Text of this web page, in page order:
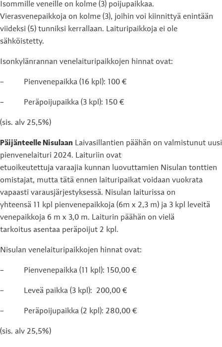
Isommille veneille on kolme (3) poijupaikkaa.
Vierasvenepaikkoja on kolme (3), joihin voi kiinnittyä enintään
viideksi (5) tunniksi kerrallaan. Laituripaikkoja ei ole
sähköistetty.
Isonkylänrannan venelaituripaikkojen hinnat ovat:
– Pienvenepaikka (16 kpl): 100 €
– Peräpoijupaikka (3 kpl): 150 €
(sis. alv 25,5%)
Päijänteelle Nisulaan Laivasillantien päähän on valmistunut uusi
pienvenelaituri 2024. Laituriin ovat
etuoikeutettuja varaajia kunnan luovuttamien Nisulan tonttien
omistajat, mutta tätä ennen laituripaikat voidaan vuokrata
vapaasti varausjärjestyksessä. Nisulan laiturissa on
yhteensä 11 kpl pienvenepaikkoja (6m x 2,3 m) ja 3 kpl leveitä
venepaikkoja 6 m x 3,0 m. Laiturin päähän on vielä
tarkoitus asentaa peräpoijut 2 kpl.
Nisulan venelaituripaikkojen hinnat ovat:
– Pienvenepaikka (11 kpl): 150,00 €
– Leveä paikka (3 kpl): 200,00 €
– Peräpoijupaikka (2 kpl): 280,00 €
(sis. alv 25,5%)